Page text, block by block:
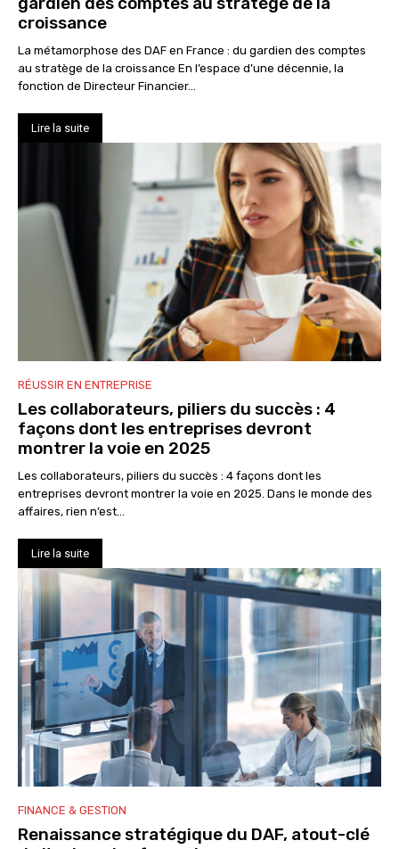
croissance
La métamorphose des DAF en France : du gardien des comptes
au stratège de la croissance En l’espace d’une décennie, la
fonction de Directeur Financier...
Lire la suite
RÉUSSIR EN ENTREPRISE
Les collaborateurs, piliers du succès : 4
façons dont les entreprises devront
montrer la voie en 2025
Les collaborateurs, piliers du succès : 4 façons dont les
entreprises devront montrer la voie en 2025. Dans le monde des
affaires, rien n’est...
Lire la suite
FINANCE & GESTION
Renaissance stratégique du DAF, atout-clé